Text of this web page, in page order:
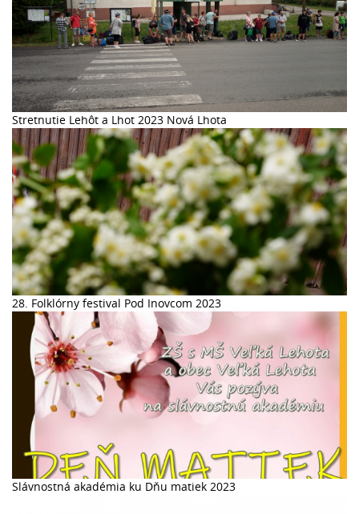
Stretnutie Lehôt a Lhot 2023 Nová Lhota
28. Folklórny festival Pod Inovcom 2023
Slávnostná akadémia ku Dňu matiek 2023